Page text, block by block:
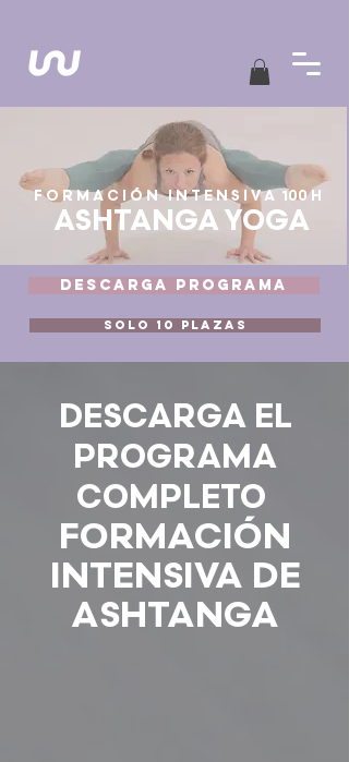
F O R M A C I Ó N I N T E N S I V A 100 H
ASHTANGA YOGA
DESCARGA PROGRAMA
DESCARGA EL
PROGRAMA
COMPLETO
FORMACIÓN
INTENSIVA DE
ASHTANGA
SOLO 10 PLAZAS